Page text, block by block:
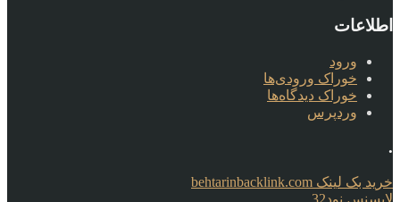
اطلاعات
ورود
خوراک ورودی‌ها
خوراک دیدگاه‌ها
وردپرس
.
خرید بک لینک behtarinbacklink.com